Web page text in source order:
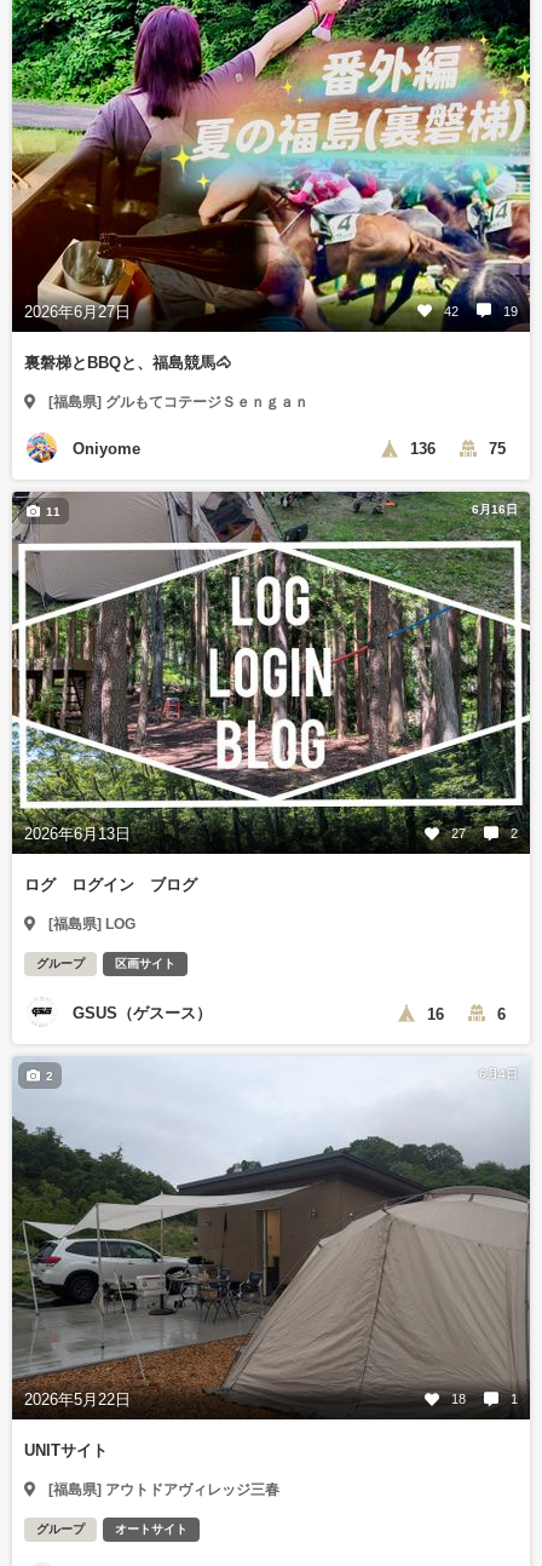
2026年6月27日 42 19
裏磐梯とBBQと、福島競馬🐴
[福島県] グルもてコテージＳｅｎｇａｎ
Oniyome 136 75
6月16日
2026年6月13日 27 2
11
ログ ログイン ブログ
[福島県] LOG
グループ 区画サイト
GSUS（ゲスース） 16 6
6月4日
2026年5月22日 18 1
2
UNITサイト
[福島県] アウトドアヴィレッジ三春
グループ オートサイト